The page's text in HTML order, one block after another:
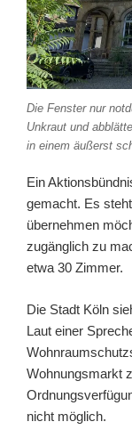
Die Fenster nur
Unkraut und
in einem äußerst
Ein
gemacht. Es
übernehmen
zugänglich zu
etwa 30 Zimmer.
Die Stadt Köln
Laut einer
Wohnungsmarkt
nicht möglich.